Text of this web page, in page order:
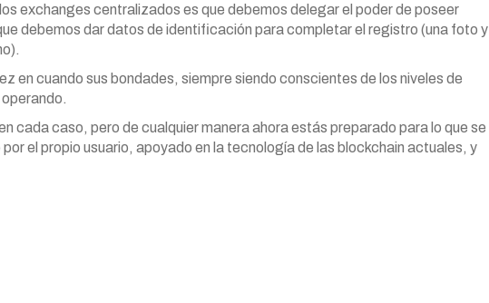
exchanges centralizados es que debemos delegar el poder de poseer
debemos dar datos de identificación para completar el registro (una foto y
en cuando sus bondades, siempre siendo conscientes de los niveles de
cada caso, pero de cualquier manera ahora estás preparado para lo que se
el propio usuario, apoyado en la tecnología de las blockchain actuales, y